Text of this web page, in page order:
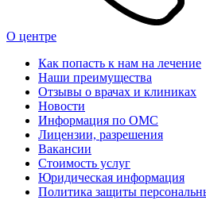
О центре
Как попасть к нам на лечение
Наши преимущества
Отзывы о врачах и клиниках
Новости
Информация по ОМС
Лицензии, разрешения
Вакансии
Стоимость услуг
Юридическая информация
Политика защиты